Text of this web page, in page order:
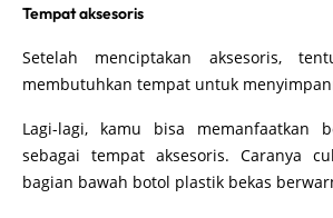
Tempat aksesoris
Setelah menciptakan aksesoris,
membutuhkan tempat untuk
Lagi-lagi, kamu bisa memanfaatkan
sebagai tempat aksesoris. Caranya
bagian bawah botol plastik bekas